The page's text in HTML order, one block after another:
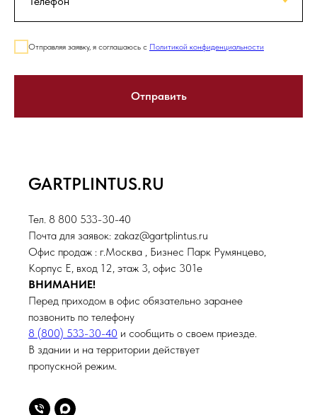
Отправляя заявку, я соглашаюсь с Политикой конфиденциальности
Отправить
GARTPLINTUS.RU
Тел. 8 800 533-30-40
Почта для заявок: zakaz@gartplintus.ru
Офис продаж : г.Москва , Бизнес Парк Румянцево,
Корпус Е, вход 12, этаж 3, офис 301е
ВНИМАНИЕ!
Перед приходом в офис обязательно заранее
позвонить по телефону
8 (800) 533-30-40 и сообщить о своем приезде.
В здании и на территории действует
пропускной режим.